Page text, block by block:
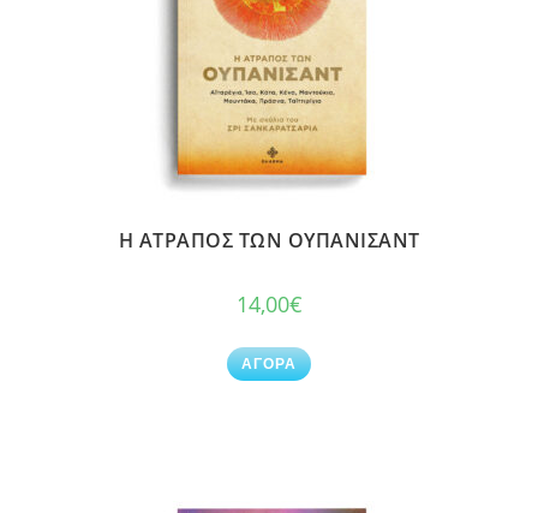
Η ΑΤΡΑΠΟΣ ΤΩΝ ΟΥΠΑΝΙΣΑΝΤ
14,00€
ΑΓΟΡΑ